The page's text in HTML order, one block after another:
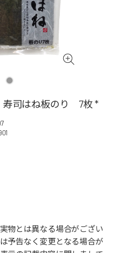
司はね板のり 7枚 *
物とは異なる場合がござい
予告なく変更となる場合が